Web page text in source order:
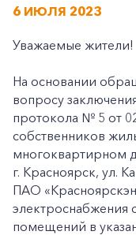
6 ИЮЛЯ 2023
Уважаемые жители!
На основании
вопросу
протокола № 5 от
собственников
многоквартирном
г. Красноярск, ул.
ПАО
электроснабжения
помещений в